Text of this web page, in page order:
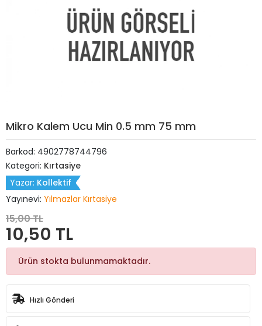
Mikro Kalem Ucu Min 0.5 mm 75 mm
Barkod: 4902778744796
Kategori: Kırtasiye
Yazar: Kollektif
Yayınevi: Yılmazlar Kırtasiye
15,00 TL
10,50 TL
Ürün stokta bulunmamaktadır.
Hızlı Gönderi